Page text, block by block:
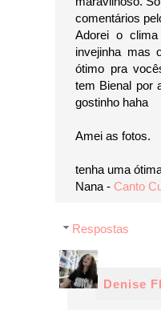
comentários
Adorei o
invejinha mas
ótimo pra
tem Bienal por
gostinho haha
Amei as fotos.
tenha uma
Nana - Canto
Respostas
Denise